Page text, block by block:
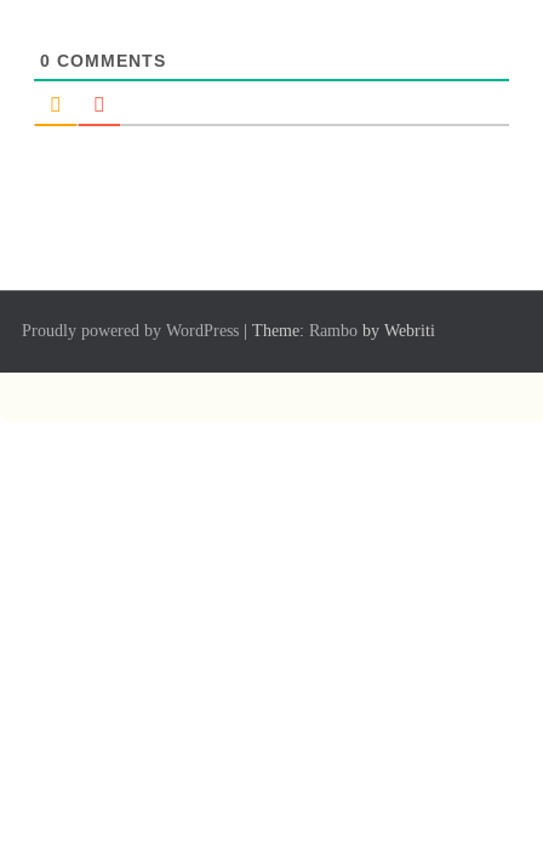
0 COMMENTS
Proudly powered by WordPress | Theme: Rambo by Webriti